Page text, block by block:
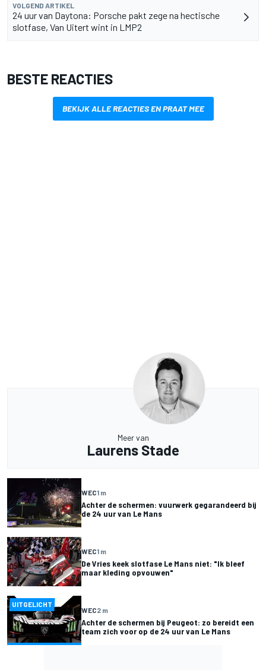
VOLGEND ARTIKEL
24 uur van Daytona: Porsche pakt zege na hectische
slotfase, Van Uitert wint in LMP2
BESTE REACTIES
BEKIJK ALLE REACTIES EN PRAAT MEE
Meer van
Laurens Stade
WEC1 m
Achter de schermen: vuurwerk gegarandeerd bij
de 24 uur van Le Mans
WEC1 m
De Vries keek slotfase Le Mans niet: "Ik bleef
maar kleding opvouwen"
UITGELICHT
WEC2 m
Achter de schermen bij Peugeot: zo bereidt een
team zich voor op de 24 uur van Le Mans